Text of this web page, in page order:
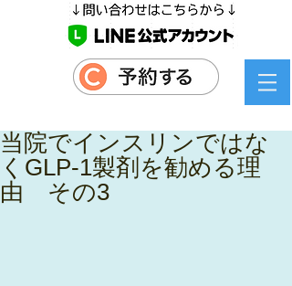
当院でインスリンではな
くGLP-1製剤を勧める理
由 その3